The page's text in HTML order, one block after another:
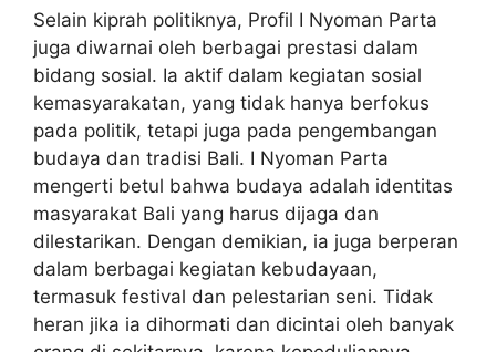
Selain kiprah politiknya, Profil I Nyoman Parta
juga diwarnai oleh berbagai prestasi dalam
bidang sosial. Ia aktif dalam kegiatan sosial
kemasyarakatan, yang tidak hanya berfokus
pada politik, tetapi juga pada pengembangan
budaya dan tradisi Bali. I Nyoman Parta
mengerti betul bahwa budaya adalah identitas
masyarakat Bali yang harus dijaga dan
dilestarikan. Dengan demikian, ia juga berperan
dalam berbagai kegiatan kebudayaan,
termasuk festival dan pelestarian seni. Tidak
heran jika ia dihormati dan dicintai oleh banyak